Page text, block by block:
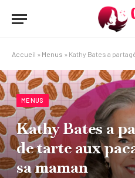
Accueil » Menus » Kathy Bates a partagé la
MENUS
Kathy Bates a
de tarte aux
sa maman